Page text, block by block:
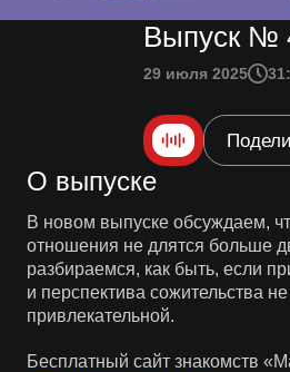
Выпуск №
29 июля 2025
О выпуске
В новом выпуске обсуждаем,
отношения не длятся больше
разбираемся, как быть, если
и перспектива сожительства
привлекательной.
Бесплатный сайт знакомств